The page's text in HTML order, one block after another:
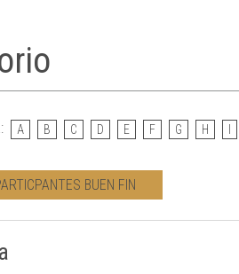
A B C D E F G H
BUEN FIN